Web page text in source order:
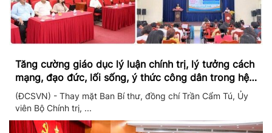
Tăng cường giáo dục lý luận chính trị, lý tưởng cách
mạng, đạo đức, lối sống, ý thức công dân trong hệ
thống giáo dục quốc dân
(ĐCSVN) - Thay mặt Ban Bí thư, đồng chí Trần Cẩm Tú, Ủy
viên Bộ Chính trị, ...